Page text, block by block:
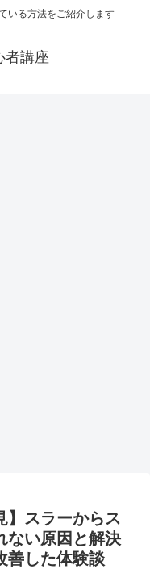
いる方法をご紹介します
者講座
】スラーからス
ない原因と解決
善した体験談